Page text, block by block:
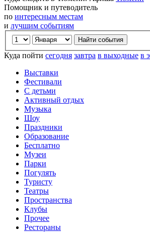
Помощник и путеводитель
по интересным местам
и лучшим событиям
Куда пойти сегодня завтра в выходные в
Выставки
Фестивали
С детьми
Активный отдых
Музыка
Шоу
Праздники
Образование
Бесплатно
Музеи
Парки
Погулять
Туристу
Театры
Пространства
Клубы
Прочее
Рестораны